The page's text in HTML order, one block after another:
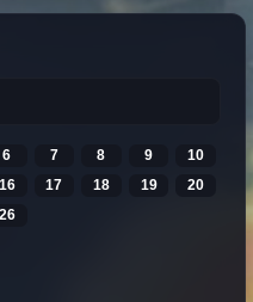
6 7 8 9
10
16 17 18 19
20
26